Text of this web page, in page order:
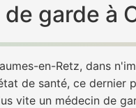
garde à
en-Retz, dans
de santé, ce dernier
vite un médecin de